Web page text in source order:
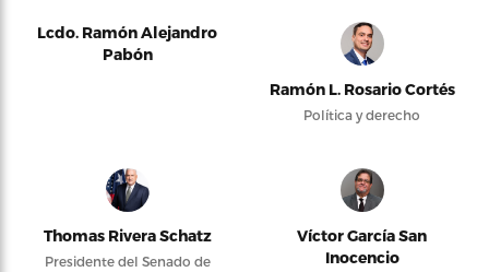
Lcdo. Ramón Alejandro
Pabón
Ramón L. Rosario Cortés
Política y derecho
Thomas Rivera Schatz
Presidente del Senado de
Víctor García San
Inocencio